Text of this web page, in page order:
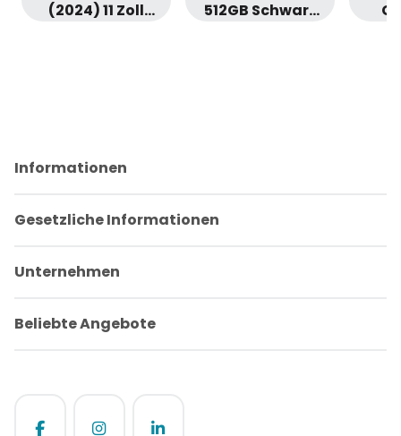
(2024) 11 Zoll
512GB Schwarz
Informationen
Gesetzliche Informationen
Unternehmen
Beliebte Angebote